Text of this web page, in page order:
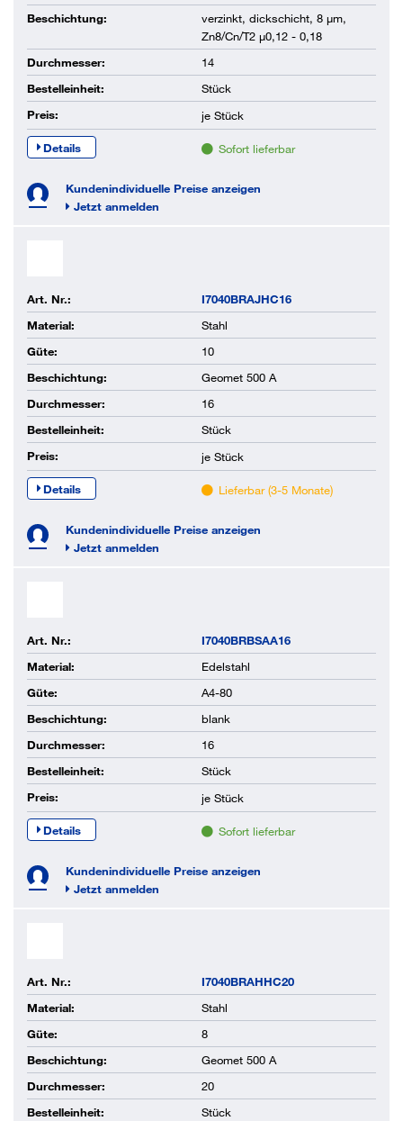
Beschichtung:
verzinkt, dickschicht, 8 µm,
Zn8/Cn/T2 µ0,12 - 0,18
Durchmesser:
14
Bestelleinheit:
Stück
Preis:
je Stück
Details Sofort lieferbar
Kundenindividuelle Preise anzeigen
Jetzt anmelden
Art. Nr.:
I7040BRAJHC16
Material:
Stahl
Güte:
10
Beschichtung:
Geomet 500 A
Durchmesser:
16
Bestelleinheit:
Stück
Preis:
je Stück
Details Lieferbar (3-5 Monate)
Kundenindividuelle Preise anzeigen
Jetzt anmelden
Art. Nr.:
I7040BRBSAA16
Material:
Edelstahl
Güte:
A4-80
Beschichtung:
blank
Durchmesser:
16
Bestelleinheit:
Stück
Preis:
je Stück
Details Sofort lieferbar
Kundenindividuelle Preise anzeigen
Jetzt anmelden
Art. Nr.:
I7040BRAHHC20
Material:
Stahl
Güte:
8
Beschichtung:
Geomet 500 A
Durchmesser:
20
Bestelleinheit:
Stück